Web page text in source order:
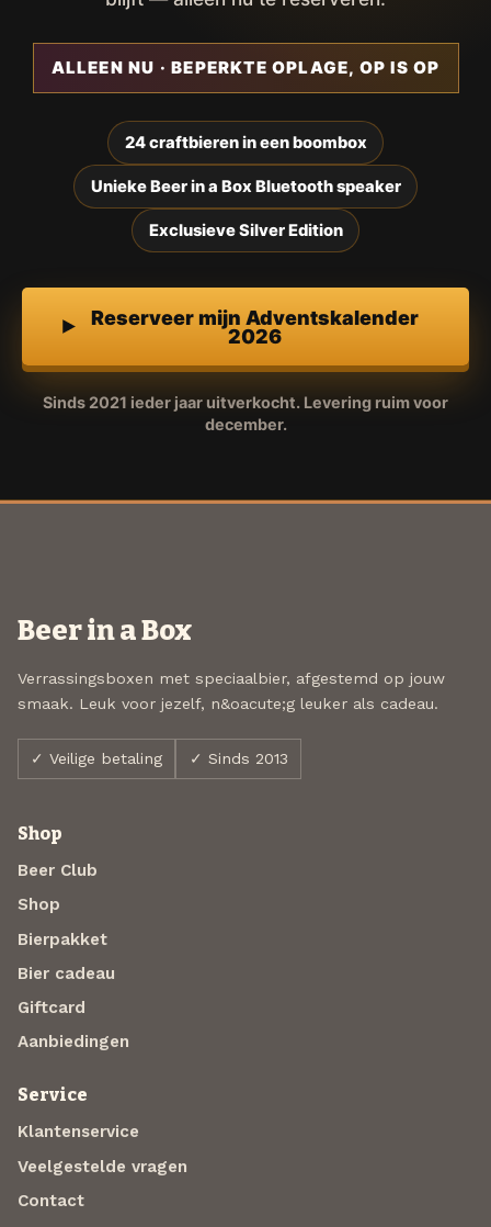
ALLEEN NU · BEPERKTE OPLAGE, OP IS OP
24 craftbieren in een boombox
Unieke Beer in a Box Bluetooth speaker
Exclusieve Silver Edition
Reserveer mijn Adventskalender
2026
Sinds 2021 ieder jaar uitverkocht. Levering ruim voor
december.
Beer in a Box
Verrassingsboxen met speciaalbier, afgestemd op jouw
smaak. Leuk voor jezelf, n&oacute;g leuker als cadeau.
✓ Veilige betaling ✓ Sinds 2013
Shop
Beer Club
Shop
Bierpakket
Bier cadeau
Giftcard
Aanbiedingen
Service
Klantenservice
Veelgestelde vragen
Contact